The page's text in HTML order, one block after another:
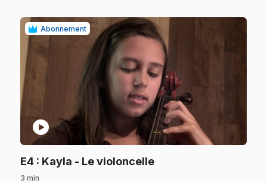
Abonnement
play_circle
E4 : Kayla - Le violoncelle.
3 min